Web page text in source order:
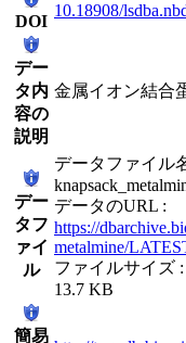
DOI
10.18908/
デー
タ内
容の
説明
金属イオン結合
デー
タフ
ァイ
ル
データファイル
データのURL :
https://
metalmine/
ファイルサイズ :
13.7 KB
簡易